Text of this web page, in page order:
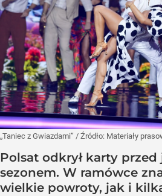
„Taniec z Gwiazdami” / Źródło: Materiały
Polsat odkrył karty
sezonem. W ramówce
wielkie powroty, jak i